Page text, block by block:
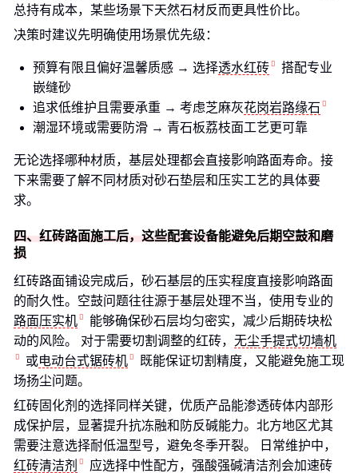
总持有成本，某些场景下天然石材反而更具性价比。
决策时建议先明确使用场景优先级：
预算有限且偏好温馨质感 → 选择透水红砖
搭配专业
嵌缝砂
追求低维护且需要承重 → 考虑芝麻灰花岗岩路缘石
潮湿环境或需要防滑 → 青石板荔枝面工艺更可靠
无论选择哪种材质，基层处理都会直接影响路面寿命。接
下来需要了解不同材质对砂石垫层和压实工艺的具体要
求。
四、红砖路面施工后，这些配套设备能避免后期空鼓和磨
损
红砖路面铺设完成后，砂石基层的压实程度直接影响路面
的耐久性。空鼓问题往往源于基层处理不当，使用专业的
路面压实机
能够确保砂石层均匀密实，减少后期砖块松
动的风险。 对于需要切割调整的红砖， 无尘手提式切墙机
或电动台式锯砖机
既能保证切割精度，又能避免施工现
场扬尘问题。
红砖固化剂的选择同样关键，优质产品能渗透砖体内部形
成保护层，显著提升抗冻融和防反碱能力。北方地区尤其
需要注意选择耐低温型号，避免冬季开裂。 日常维护中，
红砖清洁剂
应选择中性配方，强酸强碱清洁剂会加速砖